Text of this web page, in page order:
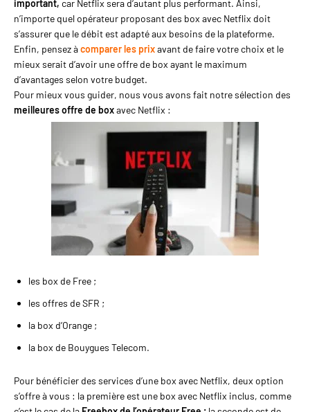
important, car Netflix sera d’autant plus performant. Ainsi,
n’importe quel opérateur proposant des box avec Netflix doit
s’assurer que le débit est adapté aux besoins de la plateforme.
Enfin, pensez àcomparer les prixavant de faire votre choix et le
mieux serait d’avoir une offre de box ayant le maximum
d’avantages selon votre budget.
Pour mieux vous guider, nous vous avons fait notre sélection des
meilleures offre de boxavec Netflix :
les box de Free ;
les offres de SFR ;
la box d’Orange ;
la box de Bouygues Telecom.
Pour bénéficier des services d’une box avec Netflix, deux option
s’offre à vous : la première est une box avec Netflix inclus, comme